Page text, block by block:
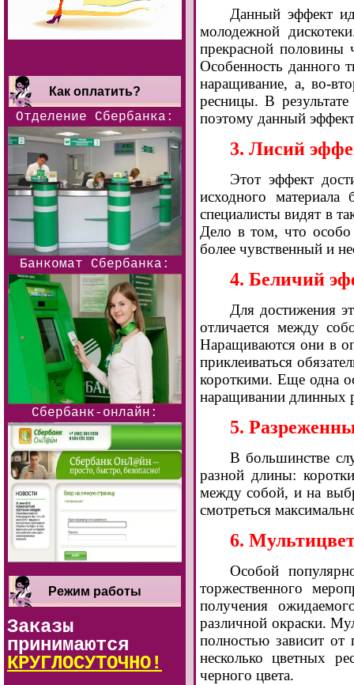
Как оплатить?
Отделение Сбербанка:
Банкомат Сбербанка:
Сбербанк-онлайн:
Режим работы
Заказы
принимаются
КРУГЛОСУТОЧНО!
Данный эффект
молодежной
прекрасной половины
Особенность данного
наращивание, а, во-
ресницы. В
поэтому данный
3. Лисий
Этот эффект
исходного
специалисты видят в
Дело в том, что особо
более чувственный и
4. Беличий
Для достижения
отличается между
Наращиваются они в
приклеиваться
короткими. Еще одна
наращивании длинных
5.
В большинстве
разной длины:
между собой, и на
смотреться
6.
Особой
торжественного
получения
различной окраски.
полностью зависит от
несколько цветных
черного цвета.